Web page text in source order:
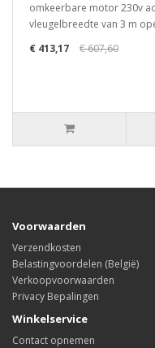
omkeerbare motor 230v
vleugelbreedte van 3 m
€ 413,17
€ 607,60
Voorwaarden
Verzendkosten
Belastingvoordelen (België)
Verkoopvoorwaarden
Privacy Bepalingen
Winkelservice
Contact opnemen